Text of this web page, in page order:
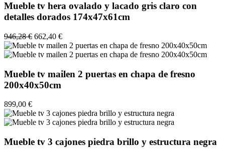
Mueble tv hera ovalado y lacado gris claro con
detalles dorados 174x47x61cm
946,28 € 662,40 €
Mueble tv mailen 2 puertas en chapa de fresno
200x40x50cm
899,00 €
Mueble tv 3 cajones piedra brillo y estructura negra